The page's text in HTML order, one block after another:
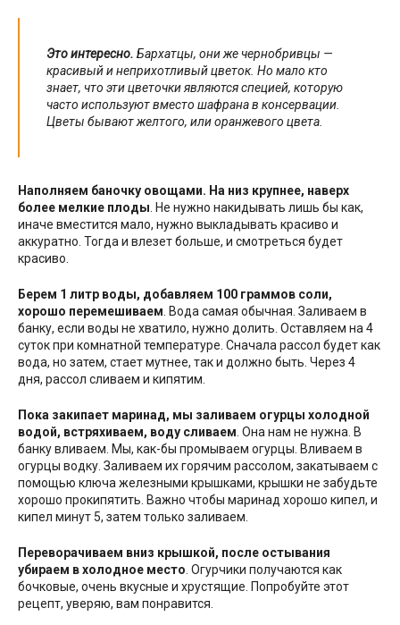
Это интересно. Бархатцы, они же чернобривцы —
красивый и неприхотливый цветок. Но мало кто
знает, что эти цветочки являются специей, которую
часто используют вместо шафрана в консервации.
Цветы бывают желтого, или оранжевого цвета.
Наполняем баночку овощами. На низ крупнее, наверх
более мелкие плоды. Не нужно накидывать лишь бы как,
иначе вместится мало, нужно выкладывать красиво и
аккуратно. Тогда и влезет больше, и смотреться будет
красиво.
Берем 1 литр воды, добавляем 100 граммов соли,
хорошо перемешиваем. Вода самая обычная. Заливаем в
банку, если воды не хватило, нужно долить. Оставляем на 4
суток при комнатной температуре. Сначала рассол будет как
вода, но затем, стает мутнее, так и должно быть. Через 4
дня, рассол сливаем и кипятим.
Пока закипает маринад, мы заливаем огурцы холодной
водой, встряхиваем, воду сливаем. Она нам не нужна. В
банку вливаем. Мы, как-бы промываем огурцы. Вливаем в
огурцы водку. Заливаем их горячим рассолом, закатываем с
помощью ключа железными крышками, крышки не забудьте
хорошо прокипятить. Важно чтобы маринад хорошо кипел, и
кипел минут 5, затем только заливаем.
Переворачиваем вниз крышкой, после остывания
убираем в холодное место. Огурчики получаются как
бочковые, очень вкусные и хрустящие. Попробуйте этот
рецепт, уверяю, вам понравится.